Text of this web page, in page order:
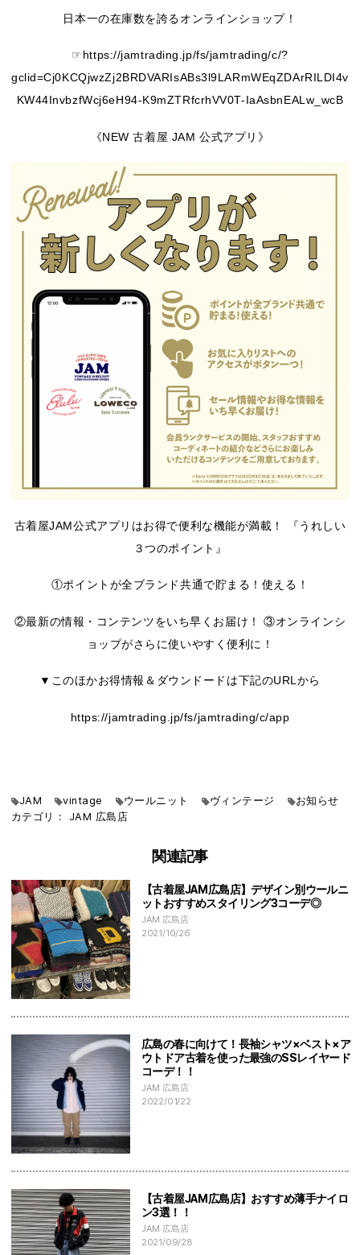
日本一の在庫数を誇るオンラインショップ！
☞https://jamtrading.jp/fs/jamtrading/c/?
gclid=Cj0KCQjwzZj2BRDVARIsABs3l9LARmWEqZDArRILDI4v
KW44InvbzfWcj6eH94-K9mZTRfcrhVV0T-IaAsbnEALw_wcB
《NEW 古着屋 JAM 公式アプリ》
古着屋JAM公式アプリはお得で便利な機能が満載！ 『うれしい
３つのポイント』
①ポイントが全ブランド共通で貯まる！使える！
②最新の情報・コンテンツをいち早くお届け！ ③オンラインシ
ョップがさらに使いやすく便利に！
▼このほかお得情報＆ダウンドードは下記のURLから
https://jamtrading.jp/fs/jamtrading/c/app
JAM vintage ウールニット ヴィンテージ お知らせ
カテゴリ： JAM 広島店
関連記事
【古着屋JAM広島店】デザイン別ウールニ
ットおすすめスタイリング3コーデ◎
JAM 広島店
2021/10/26
広島の春に向けて！長袖シャツ×ベスト×ア
ウトドア古着を使った最強のSSレイヤード
コーデ！！
JAM 広島店
2022/01/22
【古着屋JAM広島店】おすすめ薄手ナイロ
ン3選！！
JAM 広島店
2021/09/28